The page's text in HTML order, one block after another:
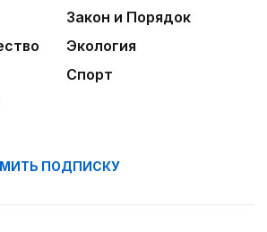
Закон и Порядок
Экология
Спорт
ПОДПИСКУ